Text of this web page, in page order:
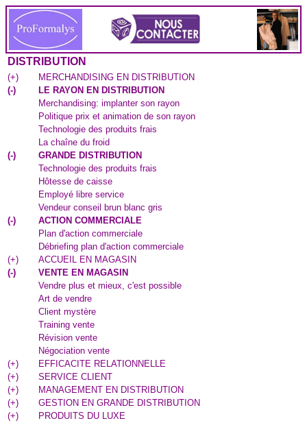
DISTRIBUTION
(+)
MERCHANDISING EN DISTRIBUTION
(-)
LE RAYON EN DISTRIBUTION
Merchandising: implanter son rayon
Politique prix et animation de son rayon
Technologie des produits frais
La chaîne du froid
(-)
GRANDE DISTRIBUTION
Technologie des produits frais
Hôtesse de caisse
Employé libre service
Vendeur conseil brun blanc gris
(-)
ACTION COMMERCIALE
Plan d'action commerciale
Débriefing plan d'action commerciale
(+)
ACCUEIL EN MAGASIN
(-)
VENTE EN MAGASIN
Vendre plus et mieux, c'est possible
Art de vendre
Client mystère
Training vente
Révision vente
Négociation vente
(+)
EFFICACITE RELATIONNELLE
(+)
SERVICE CLIENT
(+)
MANAGEMENT EN DISTRIBUTION
(+)
GESTION EN GRANDE DISTRIBUTION
(+)
PRODUITS DU LUXE